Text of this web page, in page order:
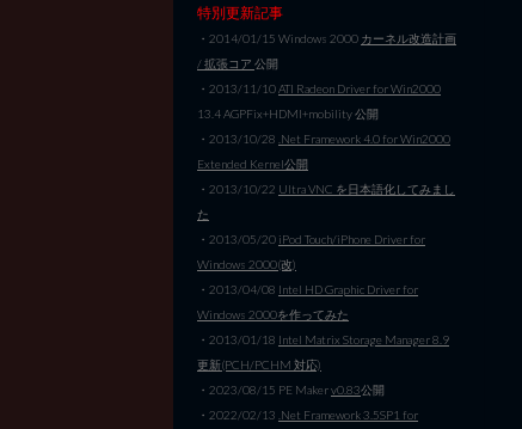
特別更新記事
・2014/01/15 Windows 2000 カーネル改造計画
/ 拡張コア 公開
・2013/11/10ATI Radeon Driver for Win2000
13.4 AGPFix+HDMI+mobility 公開
・2013/10/28 .Net Framework 4.0 for Win2000
Extended Kernel公開
・2013/10/22 Ultra VNC を日本語化してみまし
た
・2013/05/20 iPod Touch/iPhone Driver for
Windows 2000(改)
・2013/04/08 Intel HD Graphic Driver for
Windows 2000を作ってみた
・2013/01/18 Intel Matrix Storage Manager 8.9
更新(PCH/PCHM 対応)
・2023/08/15 PE Makerv0.83公開
・2022/02/13 .Net Framework 3.5SP1 for